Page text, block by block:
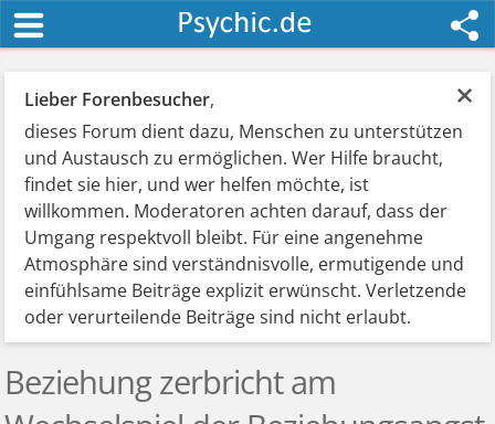
×
Lieber Forenbesucher,
dieses Forum dient dazu, Menschen zu unterstützen
und Austausch zu ermöglichen. Wer Hilfe braucht,
findet sie hier, und wer helfen möchte, ist
willkommen. Moderatoren achten darauf, dass der
Umgang respektvoll bleibt. Für eine angenehme
Atmosphäre sind verständnisvolle, ermutigende und
einfühlsame Beiträge explizit erwünscht. Verletzende
oder verurteilende Beiträge sind nicht erlaubt.
Beziehung zerbricht am